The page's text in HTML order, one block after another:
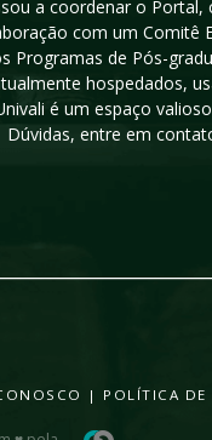
a coordenar o
com um
Programas de Pós-
hospedados,
é um espaço
entre em
| POLÍTICA DE